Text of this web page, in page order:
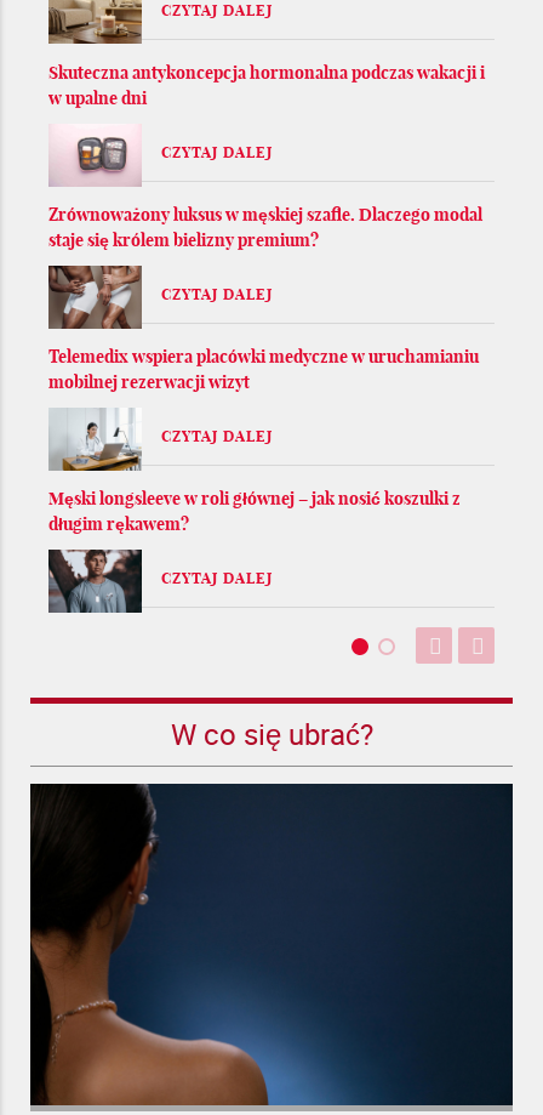
CZYTAJ DALEJ
Skuteczna antykoncepcja hormonalna podczas wakacji i
w upalne dni
CZYTAJ DALEJ
Zrównoważony luksus w męskiej szafie. Dlaczego modal
staje się królem bielizny premium?
CZYTAJ DALEJ
Telemedix wspiera placówki medyczne w uruchamianiu
mobilnej rezerwacji wizyt
CZYTAJ DALEJ
Męski longsleeve w roli głównej – jak nosić koszulki z
długim rękawem?
CZYTAJ DALEJ
W co się ubrać?